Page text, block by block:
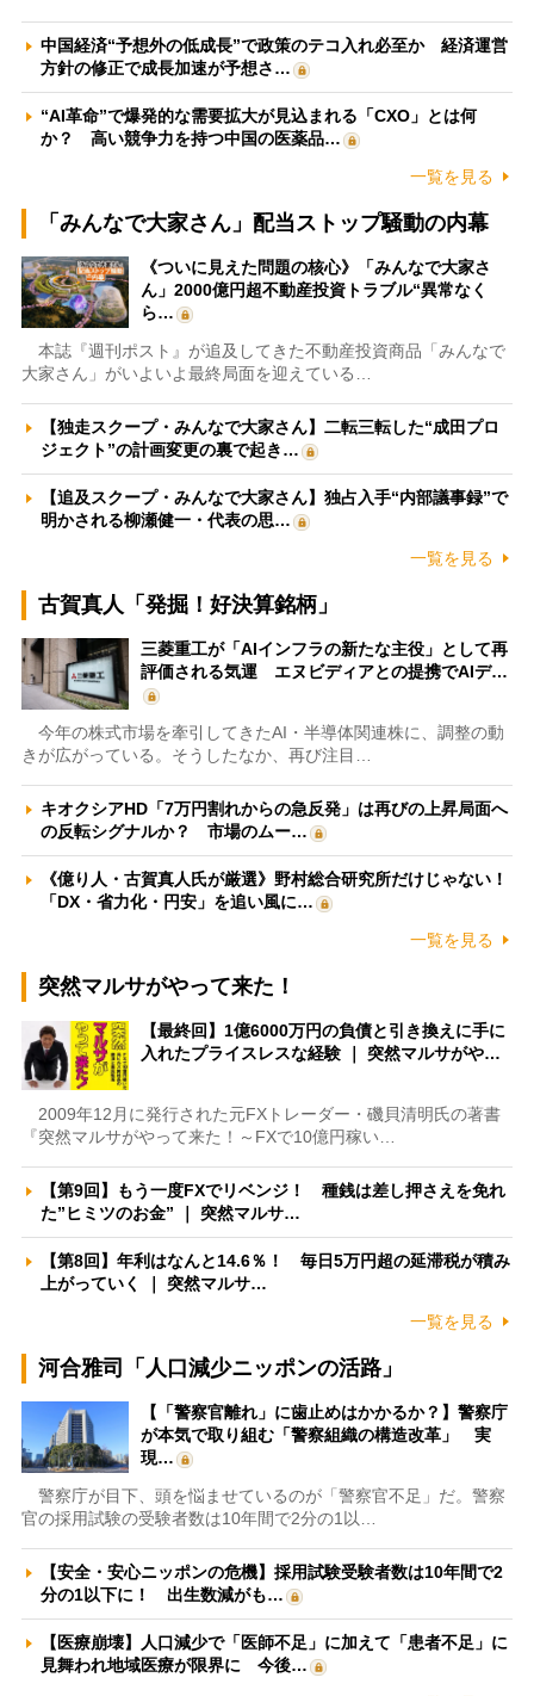
中国経済“予想外の低成長”で政策のテコ入れ必至か 経済運営
方針の修正で成長加速が予想さ…
“AI革命”で爆発的な需要拡大が見込まれる「CXO」とは何
か？ 高い競争力を持つ中国の医薬品…
一覧を見る
「みんなで大家さん」配当ストップ騒動の内幕
《ついに見えた問題の核心》「みんなで大家さ
ん」2000億円超不動産投資トラブル“異常なく
ら…
本誌『週刊ポスト』が追及してきた不動産投資商品「みんなで
大家さん」がいよいよ最終局面を迎えている…
【独走スクープ・みんなで大家さん】二転三転した“成田プロ
ジェクト”の計画変更の裏で起き…
【追及スクープ・みんなで大家さん】独占入手“内部議事録”で
明かされる柳瀬健一・代表の思…
一覧を見る
古賀真人「発掘！好決算銘柄」
三菱重工が「AIインフラの新たな主役」として再
評価される気運 エヌビディアとの提携でAIデ…
今年の株式市場を牽引してきたAI・半導体関連株に、調整の動
きが広がっている。そうしたなか、再び注目…
キオクシアHD「7万円割れからの急反発」は再びの上昇局面へ
の反転シグナルか？ 市場のムー…
《億り人・古賀真人氏が厳選》野村総合研究所だけじゃない！
「DX・省力化・円安」を追い風に…
一覧を見る
突然マルサがやって来た！
【最終回】1億6000万円の負債と引き換えに手に
入れたプライスレスな経験 ｜ 突然マルサがや…
2009年12月に発行された元FXトレーダー・磯貝清明氏の著書
『突然マルサがやって来た！～FXで10億円稼い…
【第9回】もう一度FXでリベンジ！ 種銭は差し押さえを免れ
た”ヒミツのお金” ｜ 突然マルサ…
【第8回】年利はなんと14.6％！ 毎日5万円超の延滞税が積み
上がっていく ｜ 突然マルサ…
一覧を見る
河合雅司「人口減少ニッポンの活路」
【「警察官離れ」に歯止めはかかるか？】警察庁
が本気で取り組む「警察組織の構造改革」 実
現…
警察庁が目下、頭を悩ませているのが「警察官不足」だ。警察
官の採用試験の受験者数は10年間で2分の1以…
【安全・安心ニッポンの危機】採用試験受験者数は10年間で2
分の1以下に！ 出生数減がも…
【医療崩壊】人口減少で「医師不足」に加えて「患者不足」に
見舞われ地域医療が限界に 今後…